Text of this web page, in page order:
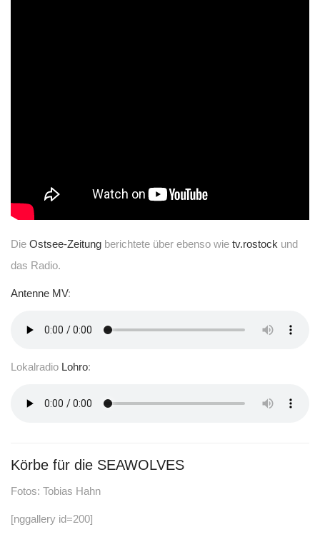
Die Ostsee-Zeitung berichtete über ebenso wie tv.rostock und
das Radio.
Antenne MV:
Lokalradio Lohro:
Körbe für die SEAWOLVES
Fotos: Tobias Hahn
[nggallery id=200]